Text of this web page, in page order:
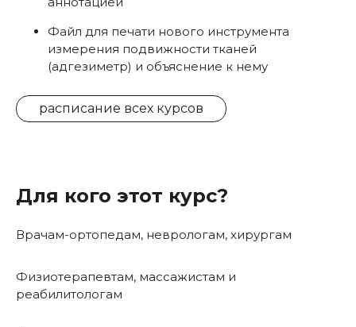
Файл для печати нового инструмента
измерения подвижности тканей
(адгезиметр) и объяснение к нему
расписание всех курсов
Для кого этот курс?
Врачам-ортопедам, неврологам, хирургам
Физиотерапевтам, массажистам и
реабилитологам